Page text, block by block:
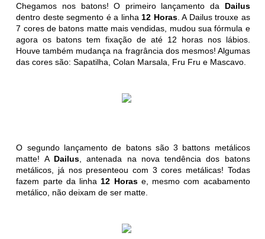
Chegamos nos batons! O primeiro lançamento da Dailus
dentro deste segmento é a linha 12 Horas. A Dailus trouxe as
7 cores de batons matte mais vendidas, mudou sua fórmula e
agora os batons tem fixação de até 12 horas nos lábios.
Houve também mudança na fragrância dos mesmos! Algumas
das cores são: Sapatilha, Colan Marsala, Fru Fru e Mascavo.
O segundo lançamento de batons são 3 battons metálicos
matte! A Dailus, antenada na nova tendência dos batons
metálicos, já nos presenteou com 3 cores metálicas! Todas
fazem parte da linha 12 Horase, mesmo com acabamento
metálico, não deixam de ser matte.